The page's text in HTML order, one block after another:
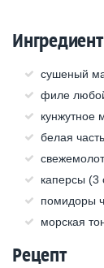
сушеный
филе
кунжутное
белая
каперсы (3
помидоры
морская
Рецепт